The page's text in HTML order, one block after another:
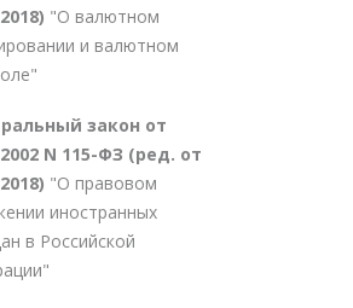
"О валютном
и валютном
закон от
N 115-ФЗ (ред. от
"О правовом
иностранных
в Российской